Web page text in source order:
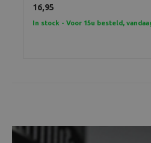
16,95
In stock - Voor 15u besteld,